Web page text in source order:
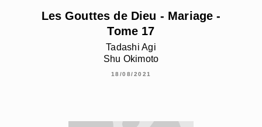
Les Gouttes de Dieu - Mariage -
Tome 17
Tadashi Agi
Shu Okimoto
18/08/2021